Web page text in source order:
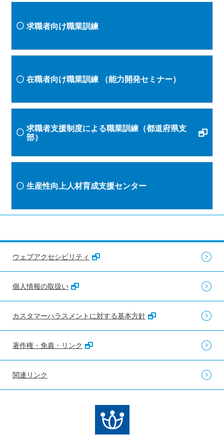
求職者向け職業訓練
在職者向け職業訓練 （能力開発セミナー）
求職者支援制度による職業訓練（都道府県支
部）
生産性向上人材育成支援センター
ウェブアクセシビリティ
個人情報の取扱い
カスタマーハラスメントに対する基本方針
著作権・免責・リンク
関連リンク